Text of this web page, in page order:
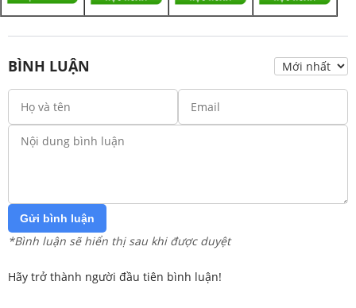
BÌNH LUẬN
Gửi bình luận
*Bình luận sẽ hiển thị sau khi được duyệt
Hãy trở thành người đầu tiên bình luận!